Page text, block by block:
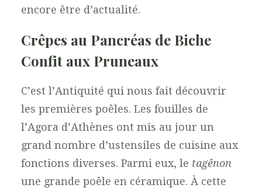
encore être d’actualité.
Crêpes au Pancréas de Biche
Confit aux Pruneaux
C’est l’Antiquité qui nous fait découvrir
les premières poêles. Les fouilles de
l’Agora d’Athènes ont mis au jour un
grand nombre d’ustensiles de cuisine aux
fonctions diverses. Parmi eux, le tagênon
une grande poêle en céramique. À cette